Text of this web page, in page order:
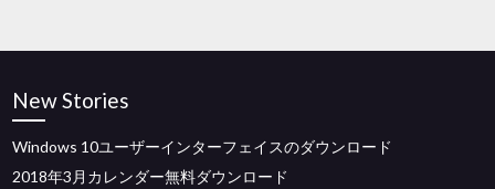
New Stories
Windows 10ユーザーインターフェイスのダウンロード
2018年3月カレンダー無料ダウンロード